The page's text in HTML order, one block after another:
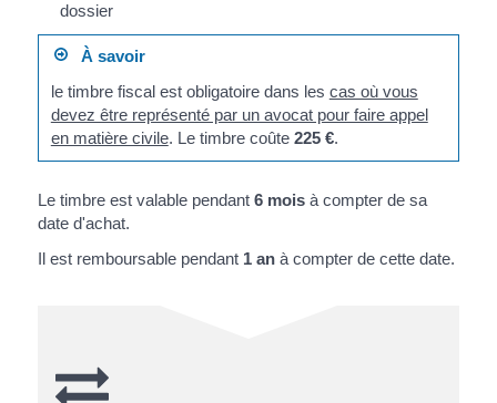
dossier
À savoir
le timbre fiscal est obligatoire dans les cas où vous
devez être représenté par un avocat pour faire appel
en matière civile. Le timbre coûte 225 €.
Le timbre est valable pendant 6 moisà compter de sa
date d'achat.
Il est remboursable pendant 1 anà compter de cette date.